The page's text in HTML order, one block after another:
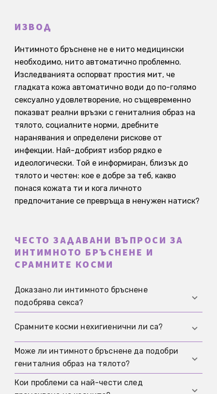
ИЗВОД
Интимното бръснене не е нито медицински
необходимо, нито автоматично проблемно.
Изследванията оспорват простия мит, че
гладката кожа автоматично води до по-голямо
сексуално удовлетворение, но същевременно
показват реални връзки с гениталния образ на
тялото, социалните норми, дребните
наранявания и определени рискове от
инфекции. Най-добрият избор рядко е
идеологически. Той е информиран, близък до
тялото и честен: кое е добре за теб, какво
понася кожата ти и кога личното
предпочитание се превръща в ненужен натиск?
ЧЕСТО ЗАДАВАНИ ВЪПРОСИ ЗА
ИНТИМНОТО БРЪСНЕНЕ И
СРАМНИТЕ КОСМИ
Доказано ли интимното бръснене
подобрява секса?
Не надеждно. Най-силният актуален обзор не
сексуално удовлетворение. Някои хора може
да се чувстват по-комфортно, но това не е
същото като общ научен ефект.
Срамните косми нехигиенични ли са?
Не. Срамните косми не са знак за лоша
хигиена. Много хора свързват премахването
им с усещане за по-голяма чистота, но това
Може ли интимното бръснене да подобри
гениталния образ на тялото?
Да, субективно може. Но проучванията
Кои проблеми са най-чести след